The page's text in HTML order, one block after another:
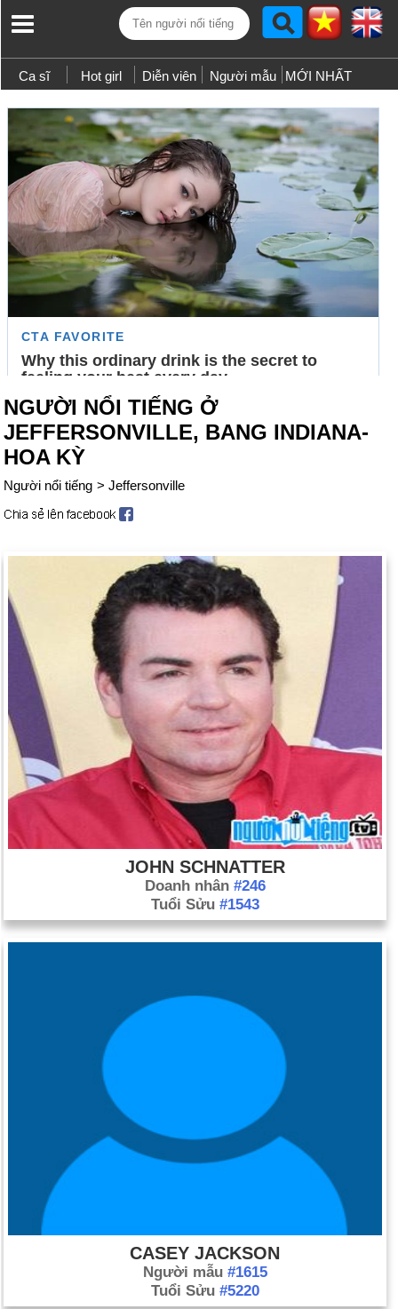
Ca sĩ Hot girl Diễn viên Người mẫu MỚI NHẤT
NGƯỜI NỔI TIẾNG Ở
JEFFERSONVILLE, BANG INDIANA-
HOA KỲ
Người nổi tiếng > Jeffersonville
JOHN SCHNATTER
Doanh nhân #246
Tuổi Sửu #1543
CASEY JACKSON
Người mẫu #1615
Tuổi Sửu #5220